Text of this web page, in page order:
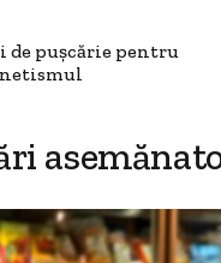
de puşcărie pentru